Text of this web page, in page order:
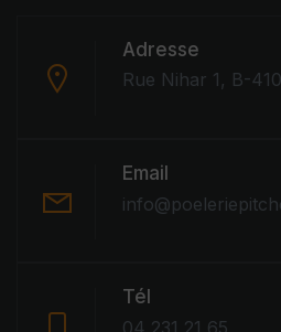
Adresse
Rue Nihar 1, B-
Email
Tél
04 231 21 65